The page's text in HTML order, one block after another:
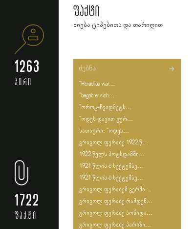
ფაქტი
ძიება ტიპებითა და თარიღით
1263
პირი
1722
ფაქტი
"Heraclius war...
"begab er sich...
"ოროც-ჩვიდმეტს...
"ოდეს დავით გურ...
სათაური: "ოდეს...
გრიგოლ ფერაძე 1922 წ...
1922 წელს პოტსდამში...
1921 წლის 6 სექტემბე...
1921 წლის 6 სექტემბე...
გრიგოლ ფერაძემ გერმა...
გრიგოლ ფერაძე რამდენ...
გრიგოლ ფერაძე ბონიდა...
გრიგოლ ფერაძე პარიზი...